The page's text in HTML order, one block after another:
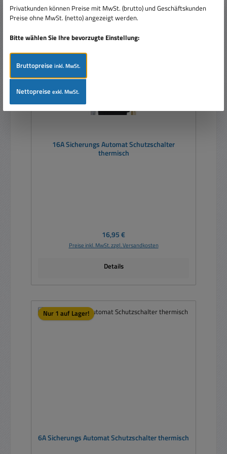
Ausverkauft
16A Sicherungs Automat Schutzschalter
thermisch
Regulärer Preis:
16,95 €
Preise inkl. MwSt. zzgl. Versandkosten
Details
Nur 1 auf Lager!
6A Sicherungs Automat Schutzschalter thermisch
Privatkunden können Preise mit MwSt. (brutto) und Geschäftskunden
Preise ohne MwSt. (netto) angezeigt werden.
Bitte wählen Sie Ihre bevorzugte Einstellung:
Bruttopreiseinkl. MwSt.
Nettopreiseexkl. MwSt.